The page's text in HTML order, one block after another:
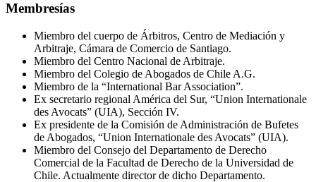
Membresías
Miembro del cuerpo de Árbitros, Centro de Mediación y
Arbitraje, Cámara de Comercio de Santiago.
Miembro del Centro Nacional de Arbitraje.
Miembro del Colegio de Abogados de Chile A.G.
Miembro de la “International Bar Association”.
Ex secretario regional América del Sur, “Union Internationale
des Avocats” (UIA), Sección IV.
Ex presidente de la Comisión de Administración de Bufetes
de Abogados, “Union Internationale des Avocats” (UIA).
Miembro del Consejo del Departamento de Derecho
Comercial de la Facultad de Derecho de la Universidad de
Chile. Actualmente director de dicho Departamento.